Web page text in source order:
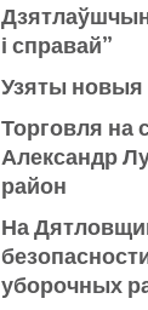
і справай”
Узяты новыя
Торговля на
Александр
район
На
уборочных